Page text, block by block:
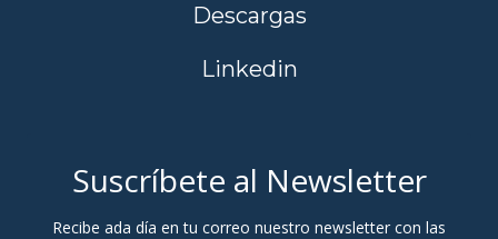
Descargas
Linkedin
Suscríbete al Newsletter
Recibe ada día en tu correo nuestro newsletter con las